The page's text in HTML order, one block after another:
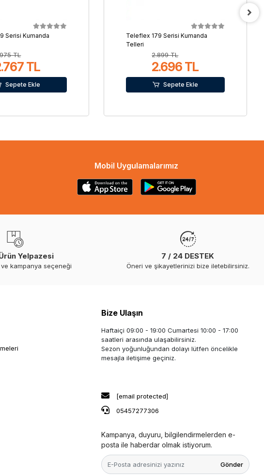
Serisi Kumanda
TL
TL
Sepete Ekle
Teleflex 179 Serisi Kumanda
Telleri
2.899 TL
2.696 TL
Sepete Ekle
Mobil Uygulamalarımız
Yelpazesi
kampanya seçeneği
7 / 24 DESTEK
Öneri ve şikayetlerinizi bize iletebilirsiniz.
Bize Ulaşın
Haftaiçi 09:00 - 19:00 Cumartesi 10:00 - 17:00
saatleri arasında ulaşabilirsiniz.
Sezon yoğunluğundan dolayı lütfen öncelikle
mesajla iletişime geçiniz.
[email protected]
05457277306
Kampanya, duyuru, bilgilendirmelerden e-
posta ile haberdar olmak istiyorum.
Gönder